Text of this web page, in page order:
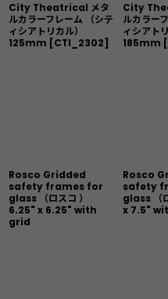
City Theatrical メタ
ルカラーフレーム （シテ
ィシアトリカル）
125mm [CTI_2302]
City
ルカラー
ィシアト
185mm [
Rosco Gridded
safety frames for
glass （ロスコ ）
6.25" x 6.25" with
grid
Rosco
safety
glass （
x 7.5"